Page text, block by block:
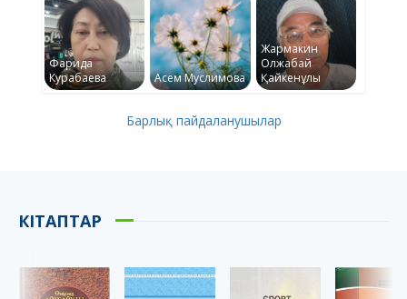
Фарида
Курабаева
Асем Муслимова
Жармакин
Олжабай
Қайкенұлы
Барлық пайдаланушылар
КІТАПТАР